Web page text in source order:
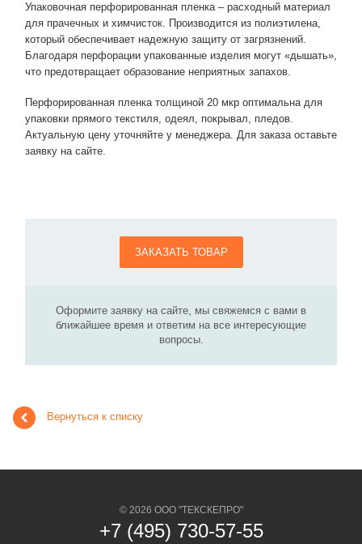
Упаковочная перфорированная пленка – расходный материал
для прачечных и химчисток. Производится из полиэтилена,
который обеспечивает надежную защиту от загрязнений.
Благодаря перфорации упакованные изделия могут «дышать»,
что предотвращает образование неприятных запахов.
Перфорированная пленка толщиной 20 мкр оптимальна для
упаковки прямого текстиля, одеял, покрывал, пледов.
Актуальную цену уточняйте у менеджера. Для заказа оставьте
заявку на сайте.
ЗАКАЗАТЬ ТОВАР
Оформите заявку на сайте, мы свяжемся с вами в
ближайшее время и ответим на все интересующие
вопросы.
Вернуться к списку
© 2026 ООО "ТЕКСКЕПРО"
+7 (495) 730-57-55